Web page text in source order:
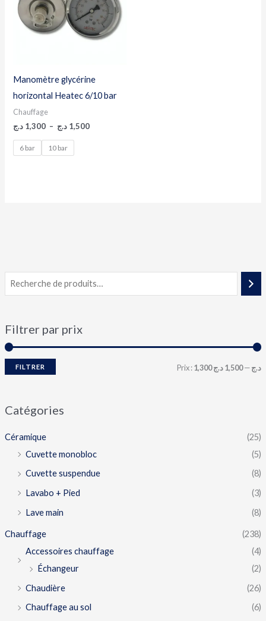
Filtrer par prix
FILTRER Prix : 1,300 د.ج—1,500 د.ج
Catégories
Céramique
(25)
Cuvette monobloc
(5)
Cuvette suspendue
(8)
Lavabo + Pied
(3)
Lave main
(8)
Chauffage
(238)
Accessoires chauffage
(4)
Échangeur
(2)
Chaudière
(26)
Chauffage au sol
(6)
Manomètre glycérine
horizontal Heatec 6/10 bar
Chauffage
1,300 د.ج – 1,500 د.ج
1,500 د.ج
6 bar 10 bar